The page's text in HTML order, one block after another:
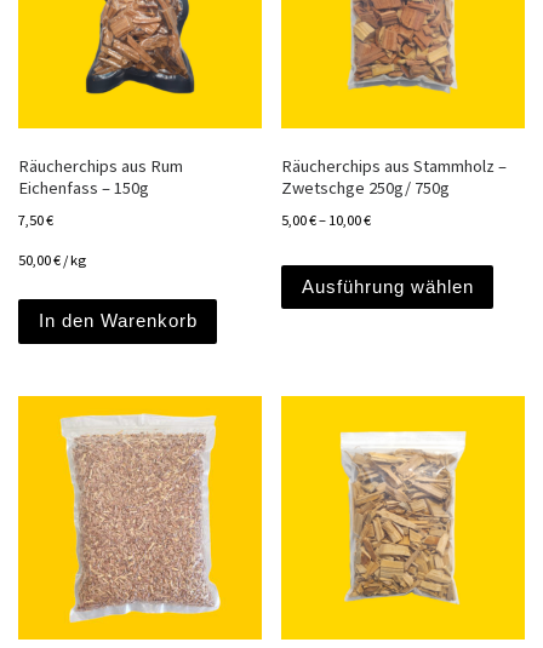
Räucherchips aus Rum
Eichenfass – 150g
7,50€
50,00€ /kg
In den Warenkorb
Räucherchips aus Stammholz –
Zwetschge 250g/ 750g
5,00€– 10,00€
Ausführung wählen